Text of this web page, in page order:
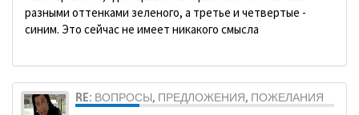
разными оттенками зеленого, а третье и четвертые -
синим. Это сейчас не имеет никакого смысла
RE: ВОПРОСЫ, ПРЕДЛОЖЕНИЯ, ПОЖЕЛАНИЯ